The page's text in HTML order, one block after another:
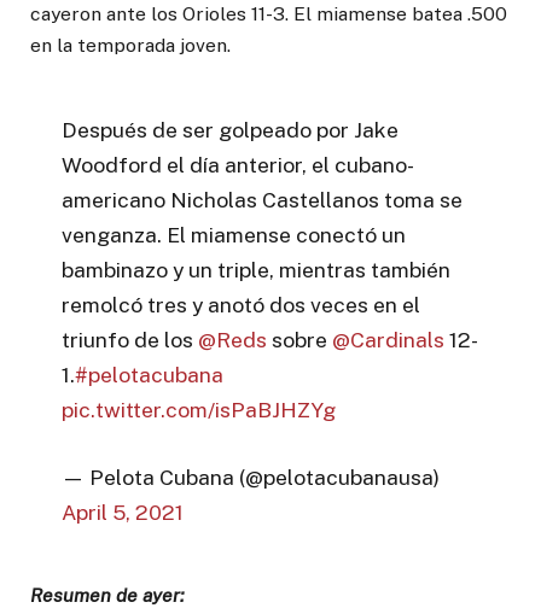
cayeron ante los Orioles 11-3. El miamense batea .500
en la temporada joven.
Después de ser golpeado por Jake
Woodford el día anterior, el cubano-
americano Nicholas Castellanos toma se
venganza. El miamense conectó un
bambinazo y un triple, mientras también
remolcó tres y anotó dos veces en el
triunfo de los @Reds sobre @Cardinals 12-
1.#pelotacubana
pic.twitter.com/isPaBJHZYg
— Pelota Cubana (@pelotacubanausa)
April 5, 2021
Resumen de ayer: